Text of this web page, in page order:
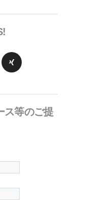
ス等のご提